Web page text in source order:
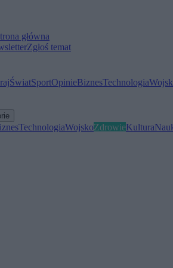
główna
Zgłoś temat
ŚwiatSportOpinieBiznesTechnologia
TechnologiaWojskoZdrowieKultura